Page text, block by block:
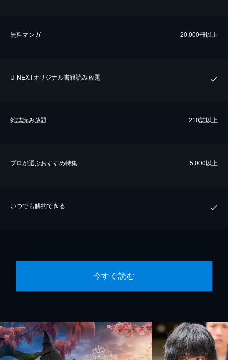
無料マンガ 20,000冊以上
U-NEXTオリジナル書籍読み放題
雑誌読み放題 210誌以上
プロが選ぶおすすめ特集 5,000以上
いつでも解約できる
今すぐ読む